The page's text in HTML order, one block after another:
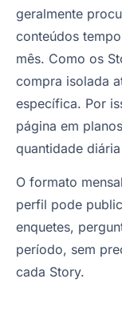
geralmente
conteúdos
mês. Como os
compra isolada
específica. Por
página em
quantidade
O formato
perfil pode
enquetes,
período, sem
cada Story.